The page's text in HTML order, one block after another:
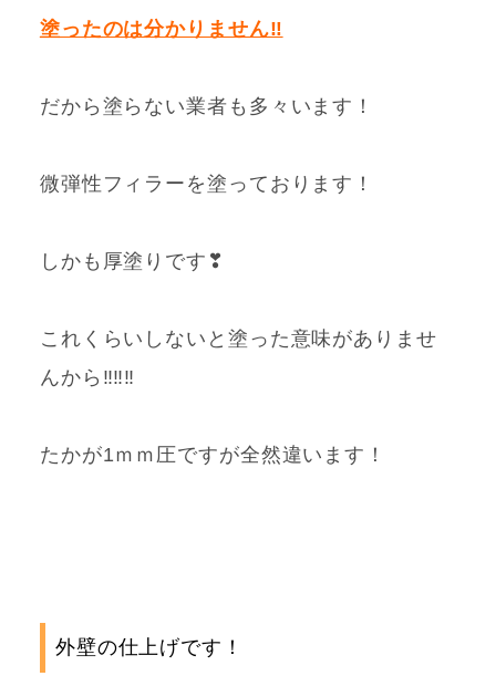
塗ったのは分かりません‼
だから塗らない業者も多々います！
微弾性フィラーを塗っております！
しかも厚塗りです❣
これくらいしないと塗った意味がありませ
んから‼‼‼
たかが1ｍｍ圧ですが全然違います！
外壁の仕上げです！